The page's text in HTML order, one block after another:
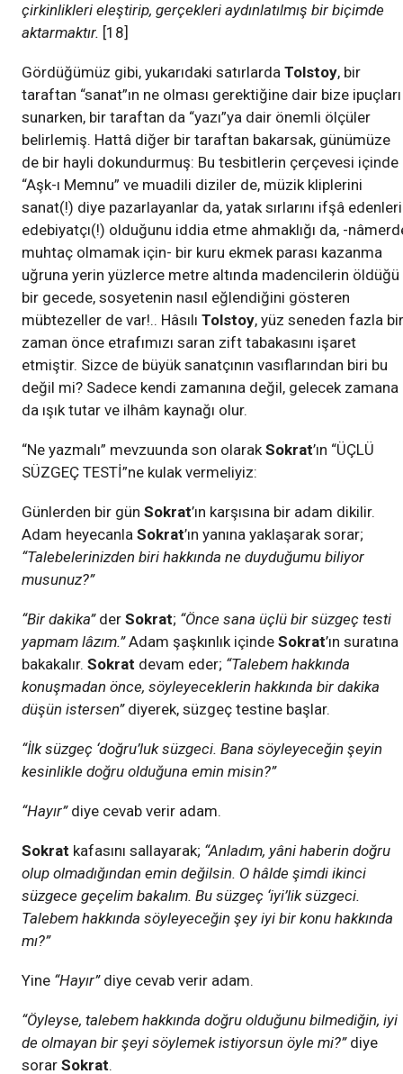
çirkinlikleri eleştirip, gerçekleri aydınlatılmış bir biçimde
aktarmaktır. [18]
Gördüğümüz gibi, yukarıdaki satırlarda Tolstoy, bir
taraftan “sanat”ın ne olması gerektiğine dair bize ipuçları
sunarken, bir taraftan da “yazı”ya dair önemli ölçüler
belirlemiş. Hattâ diğer bir taraftan bakarsak, günümüze
de bir hayli dokundurmuş: Bu tesbitlerin çerçevesi içinde
“Aşk-ı Memnu” ve muadili diziler de, müzik kliplerini
sanat(!) diye pazarlayanlar da, yatak sırlarını ifşâ
edebiyatçı(!) olduğunu iddia etme ahmaklığı da, -
muhtaç olmamak için- bir kuru ekmek parası kazanma
uğruna yerin yüzlerce metre altında madencilerin öldüğü
bir gecede, sosyetenin nasıl eğlendiğini gösteren
mübtezeller de var!.. Hâsılı Tolstoy, yüz seneden fazla bir
zaman önce etrafımızı saran zift tabakasını işaret
etmiştir. Sizce de büyük sanatçının vasıflarından biri bu
değil mi? Sadece kendi zamanına değil, gelecek zamana
da ışık tutar ve ilhâm kaynağı olur.
“Ne yazmalı” mevzuunda son olarakSokrat’ın “ÜÇLÜ
SÜZGEÇ TESTİ”ne kulak vermeliyiz:
Günlerden bir gün Sokrat’ın karşısına bir adam dikilir.
Adam heyecanla Sokrat’ın yanına yaklaşarak sorar;
“Talebelerinizden biri hakkında ne duyduğumu biliyor
musunuz?”
“Bir dakika”der Sokrat; “Önce sana üçlü bir süzgeç testi
yapmam lâzım.”Adam şaşkınlık içinde Sokrat’ın suratına
bakakalır. Sokrat devam eder; “Talebem hakkında
konuşmadan önce, söyleyeceklerin hakkında bir dakika
düşün istersen”diyerek, süzgeç testine başlar.
“İlk süzgeç ‘doğru’luk süzgeci. Bana söyleyeceğin şeyin
kesinlikle doğru olduğuna emin misin?”
“Hayır”diye cevab verir adam.
Sokrat kafasını sallayarak; “Anladım, yâni haberin doğru
olup olmadığından emin değilsin. O hâlde şimdi ikinci
süzgece geçelim bakalım. Bu süzgeç ‘iyi’lik süzgeci.
Talebem hakkında söyleyeceğin şey iyi bir konu hakkında
mı?”
Yine “Hayır”diye cevab verir adam.
“Öyleyse, talebem hakkında doğru olduğunu bilmediğin, iyi
de olmayan bir şeyi söylemek istiyorsun öyle mi?”diye
sorar Sokrat.